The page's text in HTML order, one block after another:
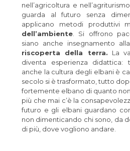
nell’agricoltura e
guarda al futuro senza
applicano metodi produttivi
dell’ambiente . Si offrono
siano anche insegnamento
riscoperta della terra. La
diventa esperienza didattica:
anche la cultura degli elbani è
secolo si è trasformato, tutto
fortemente elbano di quanto
più che mai c’è la
futuro e gli elbani guardano
non dimenticando chi sono, da
di più, dove vogliono andare.